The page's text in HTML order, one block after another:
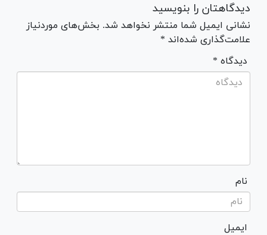
دیدگاهتان را بنویسید
نشانی ایمیل شما منتشر نخواهد شد. بخش‌های موردنیاز
علامت‌گذاری شده‌اند *
* دیدگاه
نام
ایمیل